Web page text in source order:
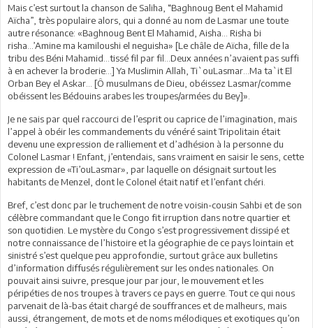
Mais c’est surtout la chanson de Saliha, “Baghnoug Bent el Mahamid
Aïcha”, très populaire alors, qui a donné au nom de Lasmar une toute
autre résonance: «Baghnoug Bent El Mahamid, Aisha… Risha bi
risha…’Amine ma kamiloushi el neguisha» [Le châle de Aïcha, fille de la
tribu des Béni Mahamid…tissé fil par fil…Deux années n’avaient pas suffi
à en achever la broderie...] Ya Muslimin Allah, Ti`ouLasmar…Ma ta`it El
Orban Bey el Askar… [Ô musulmans de Dieu, obéissez Lasmar/comme
obéissent les Bédouins arabes les troupes/armées du Bey]».
Je ne sais par quel raccourci de l’esprit ou caprice de l’imagination, mais
l’appel à obéir les commandements du vénéré saint Tripolitain était
devenu une expression de ralliement et d’adhésion à la personne du
Colonel Lasmar ! Enfant, j’entendais, sans vraiment en saisir le sens, cette
expression de «Ti’ouLasmar», par laquelle on désignait surtout les
habitants de Menzel, dont le Colonel était natif et l’enfant chéri.
Bref, c’est donc par le truchement de notre voisin-cousin Sahbi et de son
célèbre commandant que le Congo fit irruption dans notre quartier et
son quotidien. Le mystère du Congo s’est progressivement dissipé et
notre connaissance de l’histoire et la géographie de ce pays lointain et
sinistré s’est quelque peu approfondie, surtout grâce aux bulletins
d’information diffusés régulièrement sur les ondes nationales. On
pouvait ainsi suivre, presque jour par jour, le mouvement et les
péripéties de nos troupes à travers ce pays en guerre. Tout ce qui nous
parvenait de là-bas était chargé de souffrances et de malheurs, mais
aussi, étrangement, de mots et de noms mélodiques et exotiques qu’on